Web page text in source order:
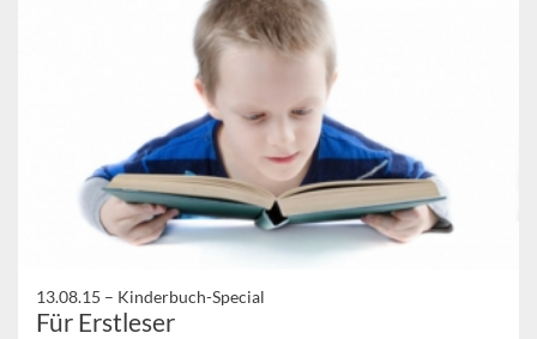
13.08.15 – Kinderbuch-Special
Für Erstleser